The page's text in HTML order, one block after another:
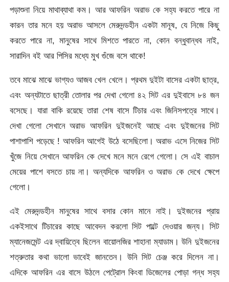
পড়াশুনা নিয়ে মাথাব্যাথা কম। আর আফরিন অরাভ কে সহ্য করতে পারে না
কারন তার মনে হয় অরাভ আসলে মেরুদন্ডহীন একটা মানূষ, যে নিজে কিছু
করতে পারে না, মানুষের সাথে মিশতে পারতে না, কোন বন্ধুবান্ধব নাই,
সারাদিন বই আর পিসির মধ্যে মুখ গুঁজে বসে থাকে!
তবে মাঝে মাঝে ভাগ্যও আজব খেল খেলে। প্রথম দুইটা বাসের একটা ছাত্র,
এবং অন্যটাতে ছাত্রী তোলার পর দেখা গেলো ৪২ সিট এর দুইবাসে ৮৪ জন
বসেছে। যারা বাকি রয়েছে তারা শেষ বাসে টিচার এবং জিনিসপত্রে সাথে।
দেখা গেলো সেখানে অরাভ আফরিন দুইজনেই আছে এবং দুইজনের সিট
পাশাপাশি পড়েছে ! আফরিন আগেই উঠে বসেছিলো। অরাভ এসে নিজের সিট
খুঁজে নিয়ে সেখানে আফরিন কে দেখে মনে মনে রেগে গেলো। সে এই বাচাল
মেয়ের পাশে বসতে চায় না। অন্যদিকে আফরিন ও অরাভ কে দেখে ক্ষেপে
গেলো।
এই মেরুদন্ডহীন মানুষের সাথে বসার কোন মানে নাই। দুইজনের প্রায়
একইসাথে টিচারের কাছে আবেদন করলো সিট পাল্টে দেওয়ার জন্য। সিট
ম্যানেজমেন্ট এর দ্বায়িত্বে ছিলেন বায়োলজির শাহানা ম্যাডাম। উনি দুইজনের
শত্রুতার কথা ভালো ভাবেই জানতেন। উনি সিট চেঞ্জ করে দিলেন না।
এদিকে আফরিন এর বাসে উঠলে পেট্রোল কিংবা ডিজেলের পোড়া গন্ধ সহ্য